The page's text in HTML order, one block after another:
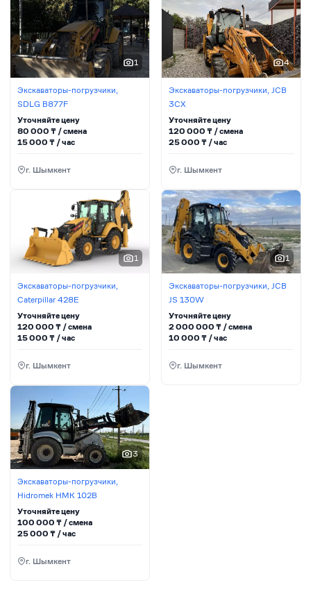
1
Экскаваторы-погрузчики,
SDLG B877F
Уточняйте цену
80 000 ₸ / сменa
15 000 ₸ / час
г. Шымкент
4
Экскаваторы-погрузчики, JCB
3CX
Уточняйте цену
120 000₸ / сменa
25 000₸ / час
г. Шымкент
1
Экскаваторы-погрузчики,
Caterpillar 428E
Уточняйте цену
120 000 ₸ / сменa
15 000 ₸ / час
г. Шымкент
1
Экскаваторы-погрузчики, JCB
JS 130W
Уточняйте цену
2 000 000₸ / сменa
10 000₸ / час
г. Шымкент
3
Экскаваторы-погрузчики,
Hidromek HMK 102B
Уточняйте цену
100 000 ₸ / сменa
25 000 ₸ / час
г. Шымкент